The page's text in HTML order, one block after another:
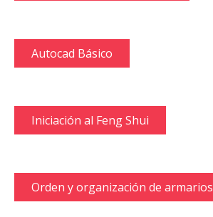
Autocad Básico
Iniciación al Feng Shui
Orden y organización de armarios